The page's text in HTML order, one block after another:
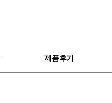
제품후기